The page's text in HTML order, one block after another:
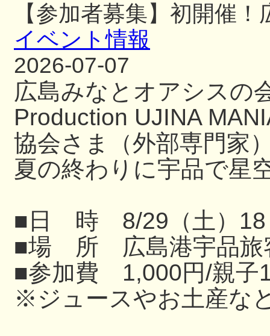
【参加者募集】初開催
イベント情報
2026-07-07
広島みなとオアシスの
Production UJINA
協会さま（外部専門家
夏の終わりに宇品で星
■日 時 8/29（土）18
■場 所 広島港宇品旅
■参加費 1,000円/親子
※ジュースやお土産な